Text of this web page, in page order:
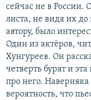
сейчас не в
листа, не видя их
автору, было
Один из актёров,
Хунгуреев. Он
четверть бурят и
про него. Наверняка
вероятность, что